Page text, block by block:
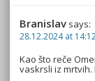
Branislav says:
28.12.2024 at
Kao što reče
vaskrsli iz mrtvih.